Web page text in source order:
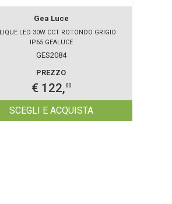
Gea Luce
LED 30W CCT ROTONDO GRIGIO
IP65 GEALUCE
GES2084
PREZZO
€ 122,00
SCEGLI E ACQUISTA